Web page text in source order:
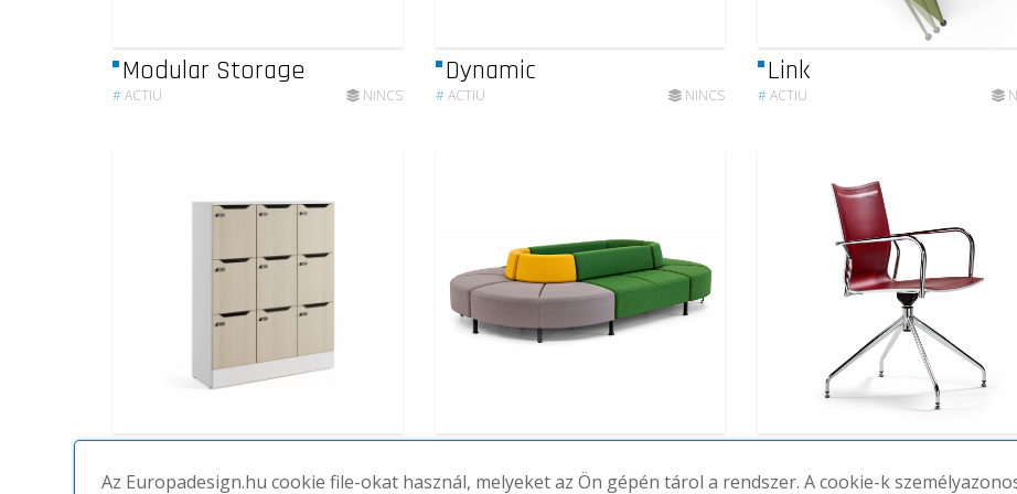
Modular Storage
#ACTIU NINCS
Dynamic
#ACTIU NINCS
Link
#ACTIU
# ACTIU NINCS #ACTIU NINCS #ACTIU
Az Europadesign.hu cookie file-okat használ, melyeket az Ön gépén tárol a rendszer. A cookie-k